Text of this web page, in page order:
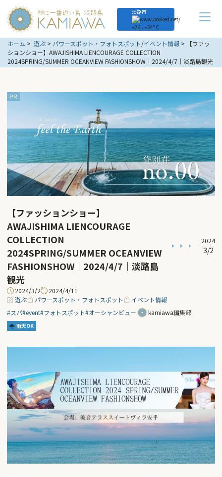
淡路市
+26...+34° C
ホーム 遊ぶ パワースポット・フォトスポット/イベント情報
【ファッ
ションショー】AWAJISHIMA LIENCOURAGE COLLECTION
2024SPRING/SUMMER OCEANVIEW FASHIONSHOW｜2024/4/7｜淡路島観光
【ファッションショー】
AWAJISHIMA LIENCOURAGE
COLLECTION
2024SPRING/SUMMER OCEANVIEW
FASHIONSHOW｜2024/4/7｜淡路島
観光
2024
3/2
2024/3/2
2024/4/11
遊ぶ
パワースポット・フォトスポット
イベント情報
#スパ#event#フォトスポット#オーシャンビュー kamiawa編集部
雨天OK